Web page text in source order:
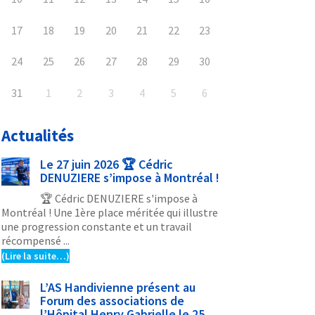
17 18 19 20 21 22 23
24 25 26 27 28 29 30
31 1 2 3 4 5 6
Actualités
Le 27 juin 2026 🏆 Cédric
DENUZIERE s’impose à Montréal !
🏆 Cédric DENUZIERE s'impose à
Montréal ! Une 1ère place méritée qui illustre
une progression constante et un travail
récompensé ...
(Lire la suite…)
L’AS Handivienne présent au
Forum des associations de